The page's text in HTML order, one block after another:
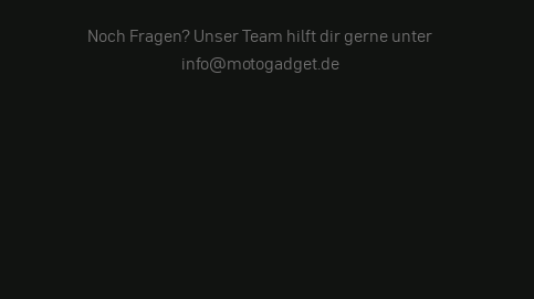
Noch Fragen? Unser Team hilft dir gerne unter
info@motogadget.de